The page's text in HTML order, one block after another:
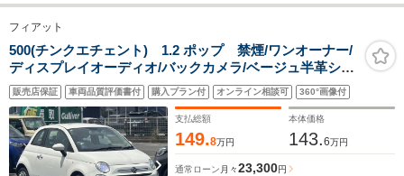
フィアット
500(チンクエチェント) 1.2 ポップ 禁煙/ワンオーナー/
ディスプレイオーディオ/バックカメラ/ベージュ半革シー
ト/LEDヘッドライト/ドライブレコーダー/ETC/革巻きス
テアリング/スペアキー/保証書/取扱説明書
販売店保証 車両品質評価書付 購入プラン付 オンライン相談可 360°画像付
支払総額
149.8万円
本体価格
143.6万円
通常ローン 月々23,300円